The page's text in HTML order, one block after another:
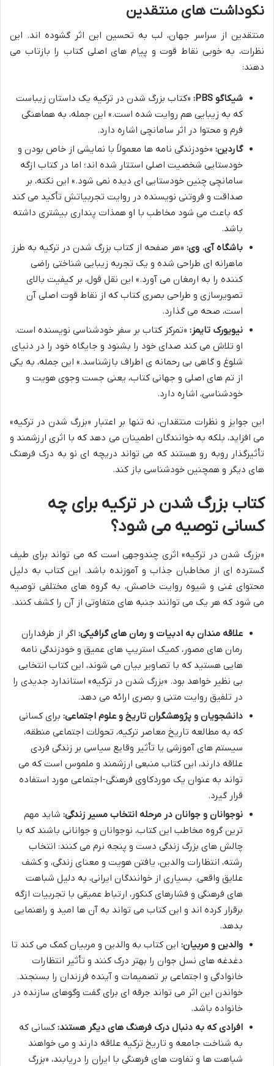
نکوداشت های منتقدین
منتقدین از سراسر جهان، لب به تحسین این اثر گشوده اند. این
نظرات، به خوبی نقاط قوت و پیام های اصلی کتاب را بازتاب می
دهند:
شیکاگو PBS:
«کتاب بزرگ شدن در ترکیه یک داستان زیباست
که به زیبایی هم روایت شده است.» این جمله، به هماهنگی
فرم و محتوا در اثر سامانچی اشاره دارد.
گاردین: «خودزندگی نامه ها معمولاً با نمایشی از خاص بودن و
خودستایی شخصیت اصلی استتار شده اند؛ اما در کتاب ازگه
سامانچی چنین خودستایی ای دیده نمی شود.» این نکته، بر
صداقت و فروتنی نویسنده در روایت تجربیاتش تأکید می کند
که باعث می شود مخاطب با او همذات پنداری بیشتری داشته
باشد.
باشگاه آی. وی: «هر صفحه از کتاب بزرگ شدن در ترکیه به طرز
ماهرانه ای طراحی شده و یک تجربه زیبایی شناختی راضی
کننده را به ارمغان می آورد.» این نقل قول، بر کیفیت بالای
تصویرسازی و طراحی بصری کتاب که از نقاط قوت اصلی آن
است، صحه می گذارد.
نیویورک تایمز: «تمرکز کتاب بر سفر خودشناسی نویسنده است.
او تلاش می کند صدای خود را بشنود و جایگاه خود را در دنیای
شلوغ و گاهی بی رحمانه ی اطراف بازشناسد.» این جمله، به یکی
از تم های اصلی و جهانی کتاب، یعنی جست وجوی هویت و
خودشناسی، اشاره دارد.
این جوایز و نظرات منتقدان، نه تنها بر اعتبار «بزرگ شدن در ترکیه»
می افزاید، بلکه به خوانندگان اطمینان می دهد که با اثری ارزشمند و
تأثیرگذار روبه رو هستند که می تواند دریچه ای نو به درک فرهنگ
های دیگر و همچنین خودشناسی باز کند.
کتاب بزرگ شدن در ترکیه برای چه
کسانی توصیه می شود؟
«بزرگ شدن در ترکیه» اثری چندوجهی است که می تواند برای طیف
گسترده ای از مخاطبان جذاب و آموزنده باشد. این کتاب به دلیل
محتوای غنی و شیوه روایت خاصش، به گروه های مختلفی توصیه
می شود که هر یک می توانند جنبه های متفاوتی از آن را کشف کنند.
علاقه مندان به ادبیات و رمان های گرافیکی: اگر از طرفداران
رمان های مصور، کمیک استریپ های عمیق و خودزندگی نامه
هایی هستید که با تصاویر بیان می شوند، این کتاب انتخابی
بی نظیر خواهد بود. «بزرگ شدن در ترکیه» استاندارد جدیدی را
در تلفیق روایت متنی و بصری ارائه می دهد.
دانشجویان و پژوهشگران تاریخ و علوم اجتماعی: برای کسانی
که به مطالعه تاریخ معاصر ترکیه، تحولات اجتماعی منطقه،
سیستم های آموزشی یا تأثیر وقایع سیاسی بر زندگی فردی
علاقه دارند، این کتاب منبعی ارزشمند و ملموس است که می
تواند به عنوان یک موردکاوی فرهنگی-اجتماعی مورد استفاده
قرار گیرد.
نوجوانان و جوانان در مرحله انتخاب مسیر زندگی: شاید مهم
ترین گروه مخاطب این کتاب، نوجوانان و جوانانی باشند که با
چالش های بزرگ زندگی دست و پنجه نرم می کنند: انتخاب
رشته، انتظارات والدین، یافتن هویت و معنای زندگی، و کشف
علایق واقعی. بسیاری از خوانندگان ایرانی، به دلیل شباهت
های فرهنگی و فشارهای کنکور، ارتباط عمیقی با تجربیات ازگه
برقرار کرده اند و این کتاب می تواند به آن ها امید و راهنمایی
بدهد.
والدین و مربیان: این کتاب به والدین و مربیان کمک می کند تا
دغدغه های نسل جوان را بهتر درک کنند و تأثیر انتظارات
خانوادگی و اجتماعی بر تصمیمات و آینده فرزندان را بسنجند.
خواندن این اثر می تواند جرقه ای برای گفت وگوهای سازنده در
خانواده باشد.
افرادی که به دنبال درک فرهنگ های دیگر هستند: کسانی که
به شناخت جامعه و تاریخ ترکیه علاقه دارند و می خواهند
شباهت ها و تفاوت های فرهنگی با ایران را دریابند، «بزرگ